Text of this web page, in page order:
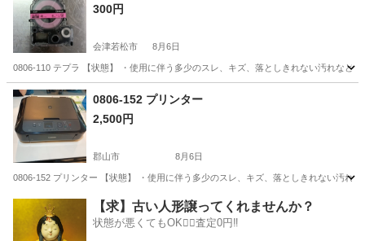
300円
会津若松市 8月6日
0806-110 テプラ 【状態】 ・使用に伴う多少のスレ、キズ、落としきれない汚れな
福島 会津若松市 テプラ
0806-152 プリンター
2,500円
郡山市 8月6日
0806-152 プリンター 【状態】 ・使用に伴う多少のスレ、キズ、落としきれない汚
プリンター 現地
【求】古い人形譲ってくれませんか？
状態が悪くてもOK🙆‍♀️査定0円‼️